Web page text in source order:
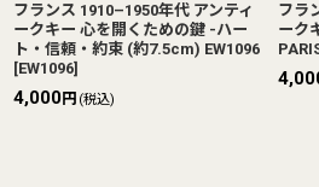
フランス 1910–1950年代 アンティ
ークキー 心を開くための鍵 -ハー
ト・信頼・約束 (約7.5cm) EW1096
[EW1096]
4,000円 (税込)
フラ
ーク